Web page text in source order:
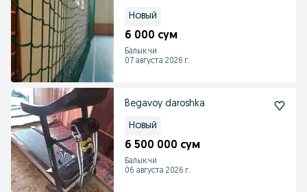
Новый
6 000 сум
Балыкчи
07 августа 2026 г.
Begavoy daroshka
Новый
6 500 000 сум
Балыкчи
06 августа 2026 г.